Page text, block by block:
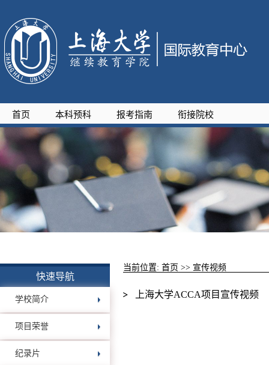
首页 本科预科 报考指南 衔接院校
快速导航
学校简介
项目荣誉
纪录片
当前位置: 首页 >> 宣传视频
上海大学ACCA项目宣传视频